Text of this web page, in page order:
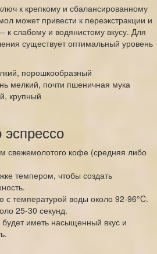
к крепкому и сбалансированному
может привести к переэкстракции и
слабому и водянистому вкусу. Для
существует оптимальный уровень
порошкообразный
мелкий, почти пшеничная мука
крупный
эспрессо
свежемолотого кофе (средняя либо
темпером, чтобы создать
с температурой воды около 92-96°C.
25-30 секунд.
иметь насыщенный вкус и